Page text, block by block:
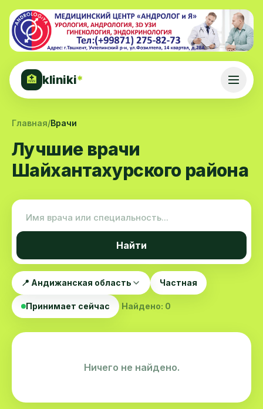
🏥 kliniki*
Главная/Врачи
Лучшие врачи
Шайхантахурского района
Найти
📍 Андижанская область Частная
Принимает сейчас Найдено: 0
Ничего не найдено.